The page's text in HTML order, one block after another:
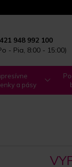
948 992 100
- Pia, 8:00 - 15:00)
a pásy